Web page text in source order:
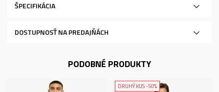
ŠPECIFIKÁCIA
DOSTUPNOSŤ NA PREDAJŇÁCH
PODOBNÉ PRODUKTY
DRUHÝ KUS -50%